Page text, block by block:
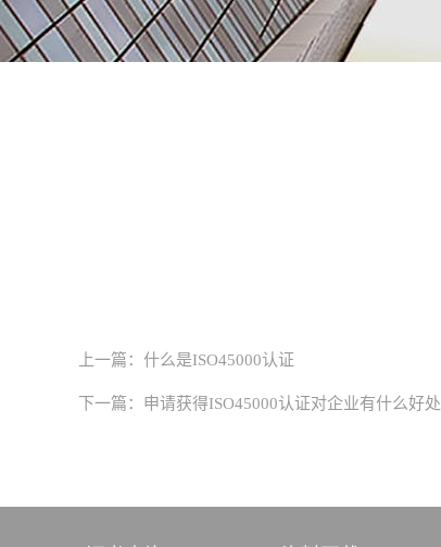
上一篇： 什么是ISO45000认证
下一篇： 申请获得ISO45000认证对企业有什么好处